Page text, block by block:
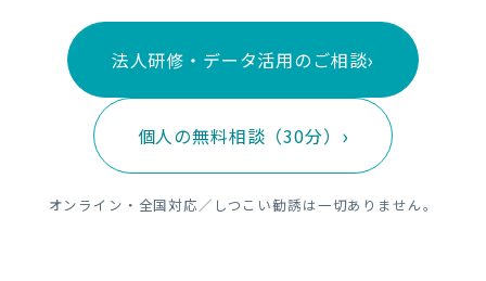
法人研修・データ活用のご相談
個人の無料相談（30分）
オンライン・全国対応／しつこい勧誘は一切ありません。